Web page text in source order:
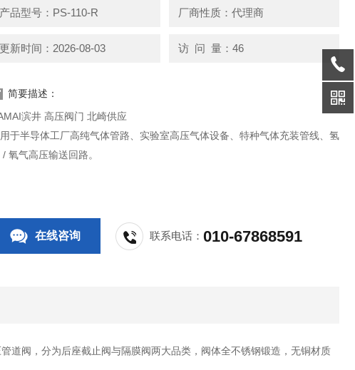
产品型号：PS-110-R 厂商性质：代理商
更新时间：2026-08-03 访 问 量：46
简要描述：
滨井 高压阀门 北崎供应
于半导体工厂高纯气体管路、实验室高压气体设备、特种气体充装管线、氢
/ 氧气高压输送回路。
在线咨询 联系电话：010-67868591
道阀 ，分为后座截止阀与隔膜阀两大品类，阀体全不锈钢锻造，无铜材质